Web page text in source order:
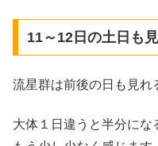
11～12日の土日も
流星群は前後の日も見れ
大体１日違うと半分にな